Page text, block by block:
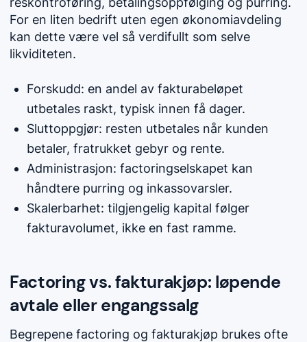
For en liten bedrift uten egen økonomiavdeling
kan dette være vel så verdifullt som selve
likviditeten.
Forskudd: en andel av fakturabeløpet
utbetales raskt, typisk innen få dager.
Sluttoppgjør: resten utbetales når kunden
betaler, fratrukket gebyr og rente.
Administrasjon: factoringselskapet kan
håndtere purring og inkassovarsler.
Skalerbarhet: tilgjengelig kapital følger
fakturavolumet, ikke en fast ramme.
Factoring vs. fakturakjøp: løpende
avtale eller engangssalg
Begrepene factoring og fakturakjøp brukes ofte